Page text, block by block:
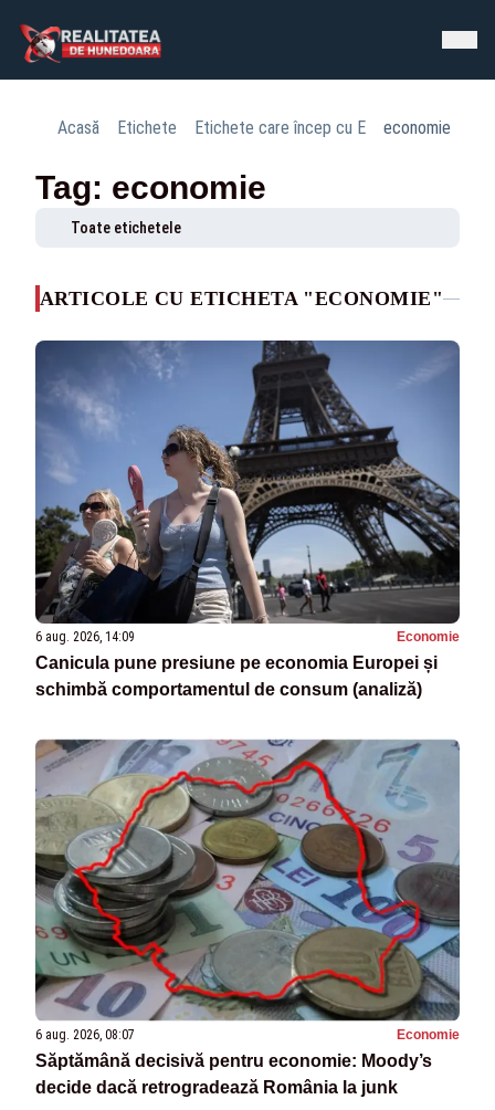
Acasă Etichete Etichete care încep cu E economie
Tag: economie
Toate etichetele
ARTICOLE CU ETICHETA "ECONOMIE"
6 aug. 2026, 14:09 Economie
Canicula pune presiune pe economia Europei și
schimbă comportamentul de consum (analiză)
6 aug. 2026, 08:07 Economie
Săptămână decisivă pentru economie: Moody’s
decide dacă retrogradează România la junk